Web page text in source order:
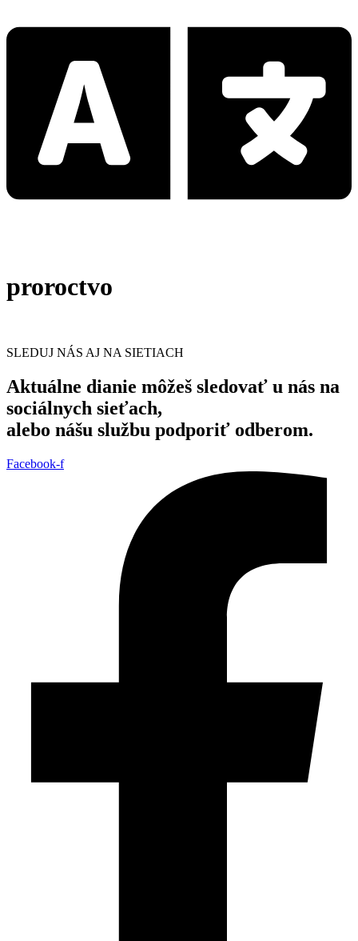
proroctvo
SLEDUJ NÁS AJ NA SIETIACH
Aktuálne dianie môžeš sledovať u nás na
sociálnych sieťach,
alebo nášu službu podporiť odberom.
Facebook-f